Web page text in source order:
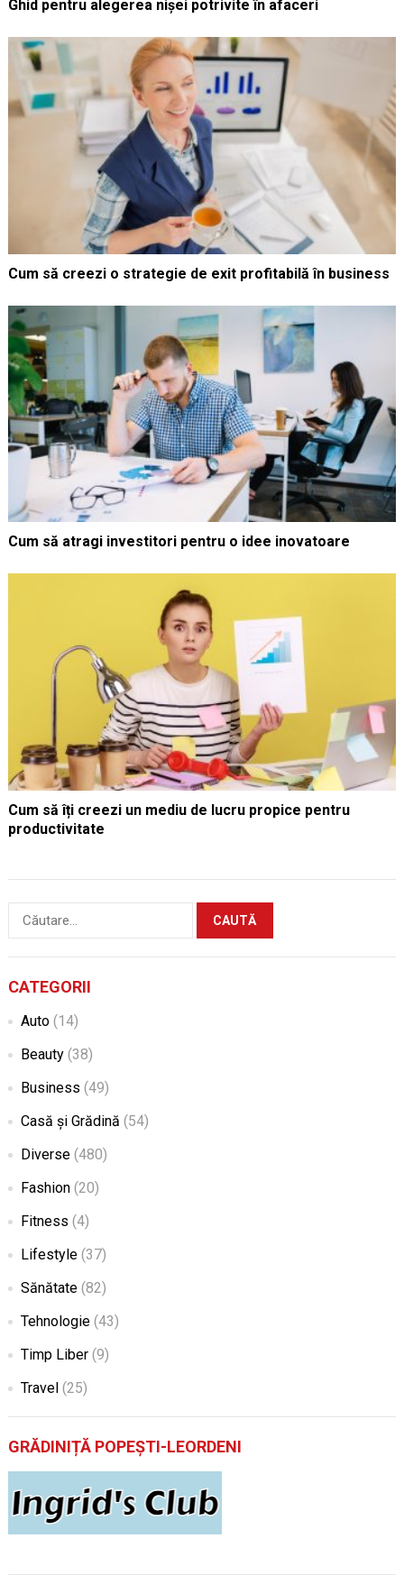
Ghid pentru alegerea nișei potrivite în afaceri
Cum să creezi o strategie de exit profitabilă în business
Cum să atragi investitori pentru o idee inovatoare
Cum să îți creezi un mediu de lucru propice pentru
productivitate
Caută
CATEGORII
Auto(14)
Beauty(38)
Business (49)
Casă și Grădină (54)
Diverse(480)
Fashion(20)
Fitness (4)
Lifestyle(37)
Sănătate(82)
Tehnologie(43)
Timp Liber(9)
Travel (25)
GRĂDINIȚĂ POPEȘTI-LEORDENI